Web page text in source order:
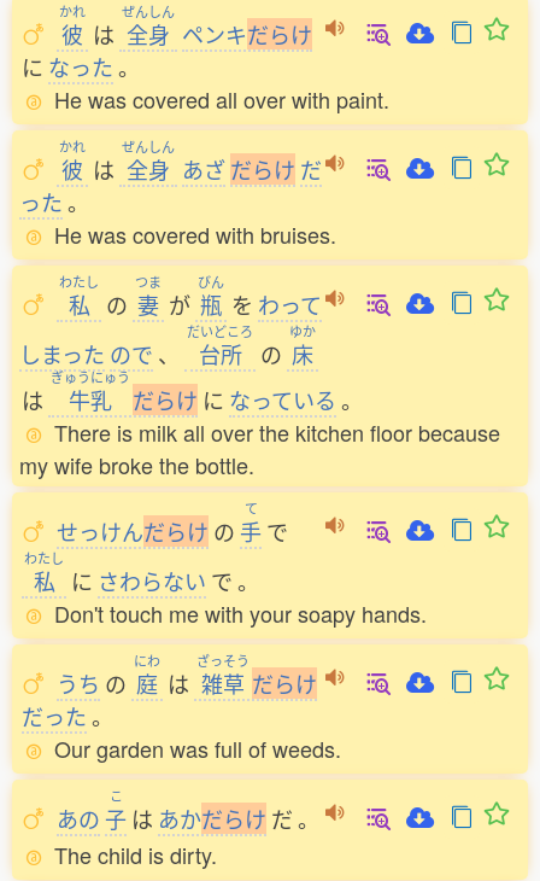
かれ
彼 は
ぜんしん
全身 ペンキだらけ
に なった。
He was covered all over with paint.
かれ
彼 は
ぜんしん
全身 あざだらけ だ
った。
He was covered with bruises.
わたし
私 の
つま
妻 が
びん
瓶 を わって
しまった ので 、
だいどころ
台所 の
ゆか
床
は
ぎゅうにゅう
牛乳 だらけ に なっている 。
There is milk all over the kitchen floor because
my wife broke the bottle.
せっけんだらけ の
て
手で
わたし
私 に さわらない で。
Don't touch me with your soapy hands.
うち の
にわ
庭 は
ざっそう
雑草 だらけ
だった。
Our garden was full of weeds.
あの
こ
子 は あかだらけ だ。
The child is dirty.